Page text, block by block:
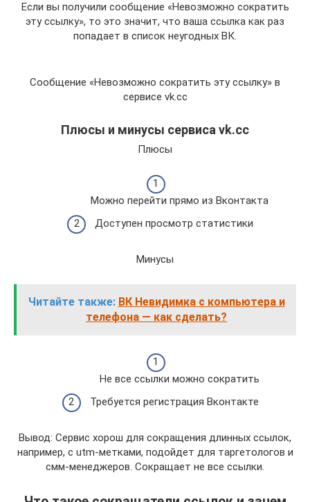
Если вы получили сообщение «Невозможно сократить
эту ссылку», то это значит, что ваша ссылка как раз
попадает в список неугодных ВК.
Сообщение «Невозможно сократить эту ссылку» в
сервисе vk.cc
Плюсы и минусы сервиса vk.cc
Плюсы
Можно перейти прямо из Вконтакта
Доступен просмотр статистики
Минусы
Читайте также: ВК Невидимка с компьютера и
телефона — как сделать?
Не все ссылки можно сократить
Требуется регистрация Вконтакте
Вывод: Сервис хорош для сокращения длинных ссылок,
например, с utm-метками, подойдет для таргетологов и
смм-менеджеров. Сокращает не все ссылки.